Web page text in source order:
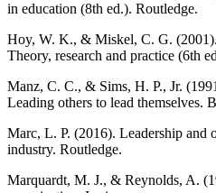
in education (8th ed.). Routledge.
Hoy, W. K., & Miskel, C. G.
Theory, research and practice (6th
Manz, C. C., & Sims, H. P., Jr.
Leading others to lead themselves.
Marc, L. P. (2016). Leadership and
industry. Routledge.
Marquardt, M. J., & Reynolds, A.